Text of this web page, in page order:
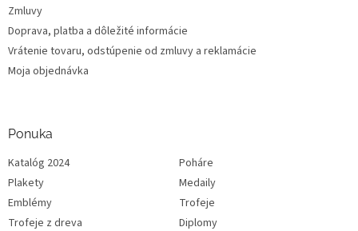
Zmluvy
Doprava, platba a dôležité informácie
Vrátenie tovaru, odstúpenie od zmluvy a reklamácie
Moja objednávka
Ponuka
Katalóg 2024
Poháre
Plakety
Medaily
Emblémy
Trofeje
Trofeje z dreva
Diplomy